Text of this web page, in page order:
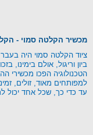
מכשיר הקלטה סמוי -
ציוד הקלטה סמוי היה
ביון וריגול, אולם בימינו,
הטכנולוגיה הפכו מכשירי
למפותחים מאוד, זולים,
עד כדי כך, שכל אחד יכול